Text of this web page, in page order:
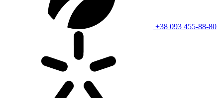
+38 093 455-88-80